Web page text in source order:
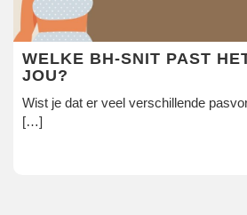
WELKE BH-SNIT PAST
JOU?
Wist je dat er veel verschillende
[…]